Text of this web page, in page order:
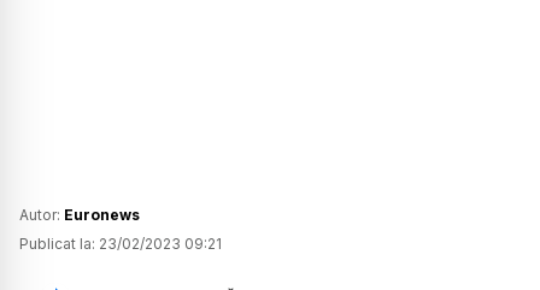
Autor: Euronews
Publicat la: 23/02/2023 09:21